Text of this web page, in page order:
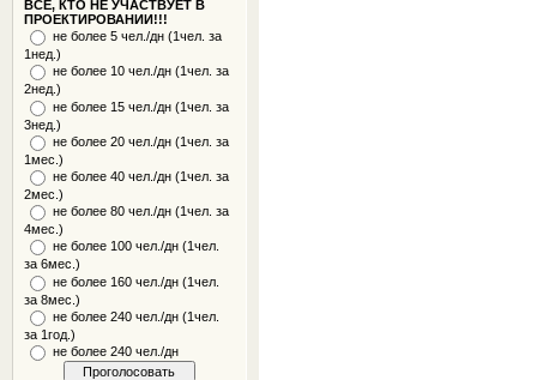
ВСЕ, КТО НЕ УЧАСТВУЕТ В
ПРОЕКТИРОВАНИИ!!!
не более 5 чел./дн (1чел. за
1нед.)
не более 10 чел./дн (1чел. за
2нед.)
не более 15 чел./дн (1чел. за
3нед.)
не более 20 чел./дн (1чел. за
1мес.)
не более 40 чел./дн (1чел. за
2мес.)
не более 80 чел./дн (1чел. за
4мес.)
не более 100 чел./дн (1чел.
за 6мес.)
не более 160 чел./дн (1чел.
за 8мес.)
не более 240 чел./дн (1чел.
за 1год.)
не более 240 чел./дн